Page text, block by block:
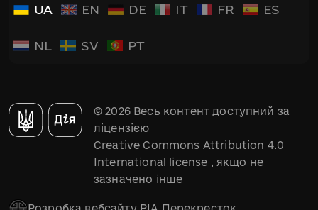
UA EN DE IT FR ES
NL SV PT
© 2026 Весь контент доступний за
ліцензією
Creative Commons Attribution 4.0
International license , якщо не
зазначено інше